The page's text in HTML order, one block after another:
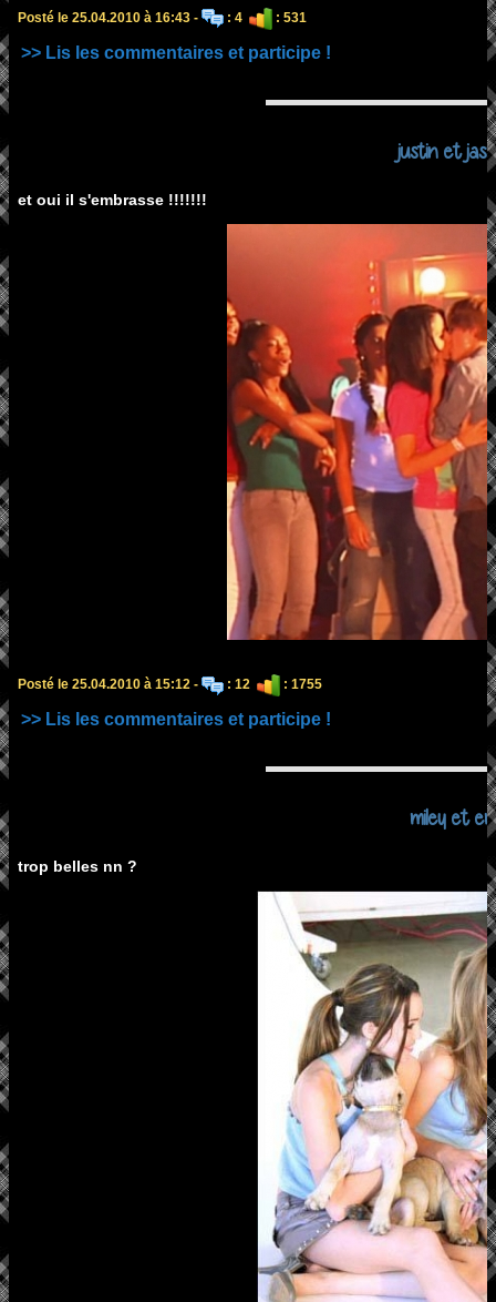
Posté le 25.04.2010 à 16:43 - : 4 : 531
>> Lis les commentaires et participe !
justin et
et oui il s'embrasse !!!!!!!
Posté le 25.04.2010 à 15:12 - : 12 : 1755
>> Lis les commentaires et participe !
miley et
trop belles nn ?